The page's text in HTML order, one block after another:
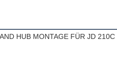
HUB MONTAGE FÜR JD 210C